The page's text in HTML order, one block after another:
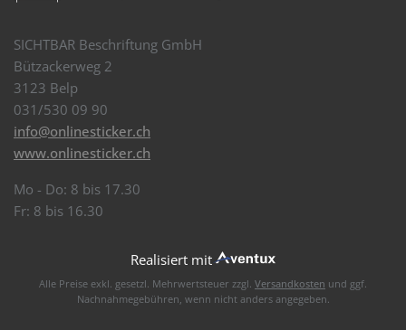
SICHTBAR Beschriftung GmbH
Bützackerweg 2
3123 Belp
031/530 09 90
info@onlinesticker.ch
www.onlinesticker.ch
Mo - Do: 8 bis 17.30
Fr: 8 bis 16.30
Realisiert mit
Alle Preise exkl. gesetzl. Mehrwertsteuer zzgl. Versandkosten und ggf.
Nachnahmegebühren, wenn nicht anders angegeben.